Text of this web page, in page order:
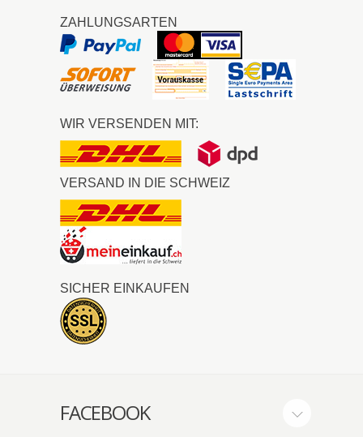
ZAHLUNGSARTEN
WIR VERSENDEN MIT:
VERSAND IN DIE SCHWEIZ
SICHER EINKAUFEN
FACEBOOK